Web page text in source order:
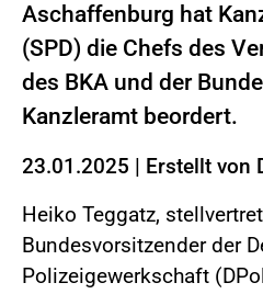
Aschaffenburg hat
(SPD) die Chefs des
des BKA und der
Kanzleramt beordert.
23.01.2025 | Erstellt von
Heiko Teggatz,
Bundesvorsitzender der
Polizeigewerkschaft